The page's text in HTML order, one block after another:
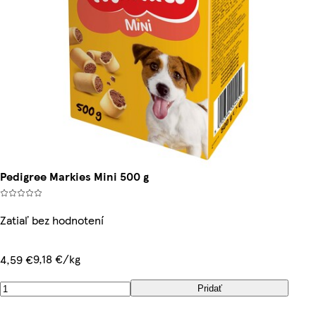
Pedigree Markies Mini 500 g
Zatiaľ bez hodnotení
4,59 €9,18 €/kg
Pridať